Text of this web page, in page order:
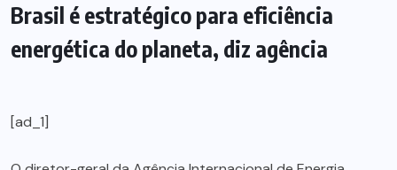
Brasil é estratégico para eficiência
energética do planeta, diz agência
[ad_1]